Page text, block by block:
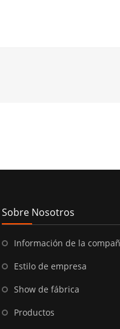
Sobre Nosotros
Información de la
Estilo de empresa
Show de fábrica
Productos